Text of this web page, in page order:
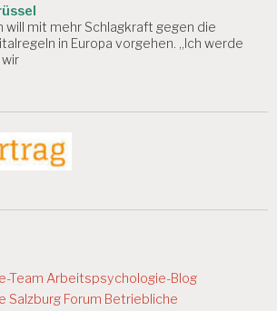
will mit mehr Schlagkraft gegen die
in Europa vorgehen. „Ich werde
TeamArbeitspsychologie-Blog
Salzburg Forum Betriebliche